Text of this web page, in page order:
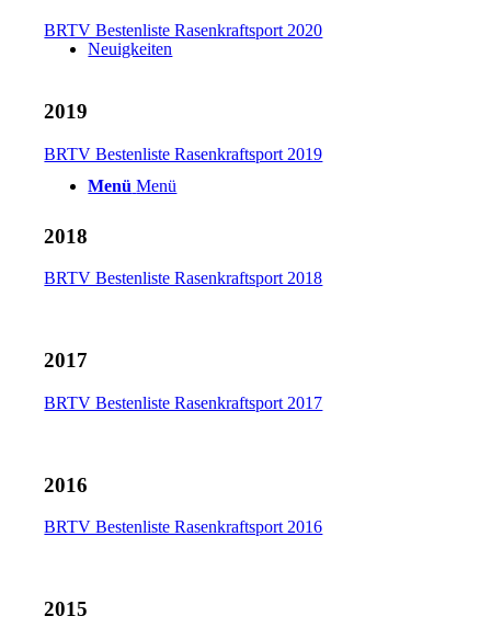
Neuigkeiten
Menü Menü
BRTV Bestenliste Rasenkraftsport 2020
2019
BRTV Bestenliste Rasenkraftsport 2019
2018
BRTV Bestenliste Rasenkraftsport 2018
2017
BRTV Bestenliste Rasenkraftsport 2017
2016
BRTV Bestenliste Rasenkraftsport 2016
2015